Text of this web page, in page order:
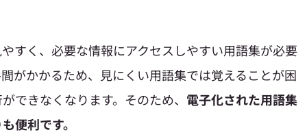
すく、必要な情報にアクセスしやすい用語集が必要
がかかるため、見にくい用語集では覚えることが困
できなくなります。そのため、 電子化された用語集
便利です。